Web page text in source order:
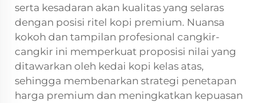
serta kesadaran akan kualitas yang selaras
dengan posisi ritel kopi premium. Nuansa
kokoh dan tampilan profesional cangkir-
cangkir ini memperkuat proposisi nilai yang
ditawarkan oleh kedai kopi kelas atas,
sehingga membenarkan strategi penetapan
harga premium dan meningkatkan kepuasan